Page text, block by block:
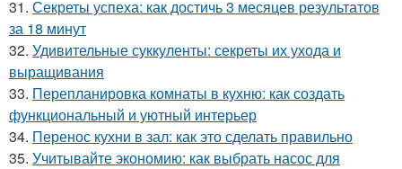
31. Секреты успеха: как достичь 3 месяцев результатов
за 18 минут
32. Удивительные суккуленты: секреты их ухода и
выращивания
33. Перепланировка комнаты в кухню: как создать
функциональный и уютный интерьер
34. Перенос кухни в зал: как это сделать правильно
35. Учитывайте экономию: как выбрать насос для